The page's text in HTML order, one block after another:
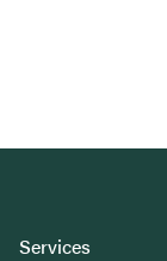
Services